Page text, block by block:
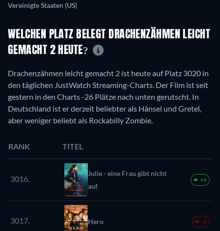
Vereinigte Staaten (US)
WELCHEN PLATZ BELEGT DRACHENZÄHMEN LEICHT
GEMACHT 2 HEUTE?
Drachenzähmen leicht gemacht 2 ist heute auf Platz 3020 in
den täglichen JustWatch Streaming-Charts. Der Film ist seit
gestern in den Charts -26 Plätze nach unten gerutscht. In
Deutschland ist er derzeit beliebter als Hänsel und Gretel,
aber weniger beliebt als Rockabilly Zombie.
RANK TITEL
3016.
Julie - eine Frau gibt nicht
auf
+6
3017. Hero -6